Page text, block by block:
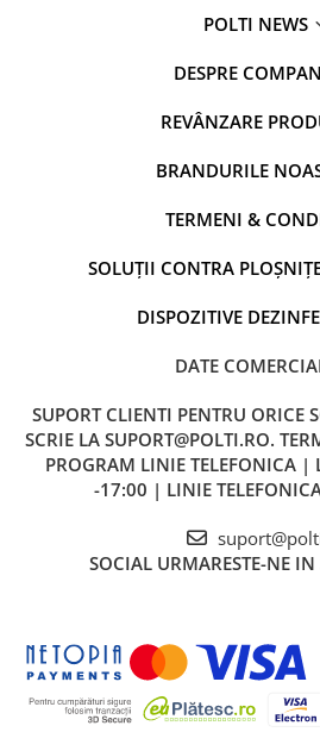
POLTI NEWS
DESPRE
REVÂNZARE
BRANDURILE
TERMENI &
SOLUȚII CONTRA
DISPOZITIVE
DATE
SUPORT CLIENTI PENTRU ORICE
SCRIE LA SUPORT@POLTI.RO.
PROGRAM LINIE TELEFONICA
-17:00 | LINIE
SOCIAL URMARESTE-NE